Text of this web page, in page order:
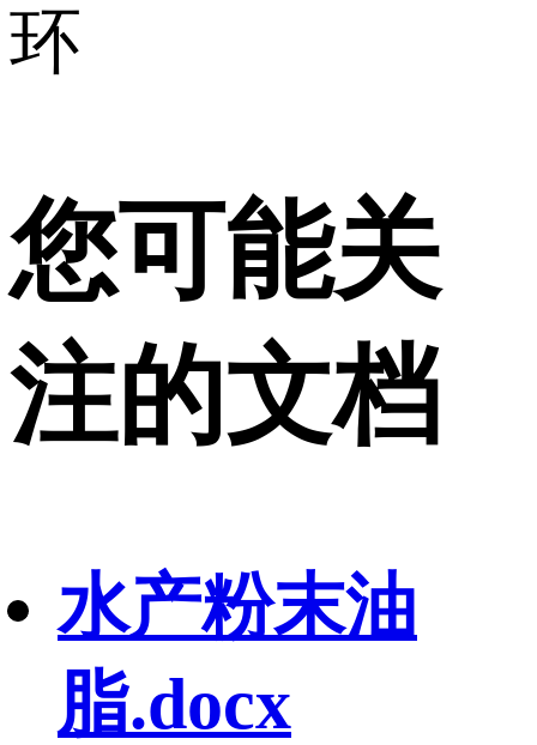
环
您可能关
注的文档
水产粉末油
脂.docx